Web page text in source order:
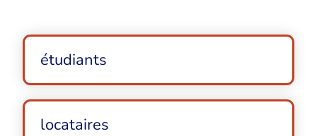
étudiants
locataires